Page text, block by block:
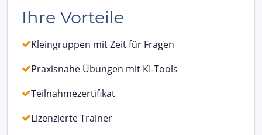
Ihre Vorteile
Kleingruppen mit Zeit für Fragen
Praxisnahe Übungen mit KI-Tools
Teilnahmezertifikat
Lizenzierte Trainer